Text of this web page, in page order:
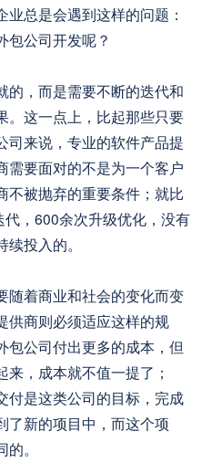
总是会遇到这样的问题：
包公司开发呢？
的，而是需要不断的迭代和
。这一点上，比起那些只要
司来说，专业的软件产品提
需要面对的不是为一个客户
不被抛弃的重要条件；就比
，600余次升级优化，没有
投入的。
随着商业和社会的变化而变
供商则必须适应这样的规
包公司付出更多的成本，但
，成本就不值一提了；
付是这类公司的目标，完成
了新的项目中，而这个项
。